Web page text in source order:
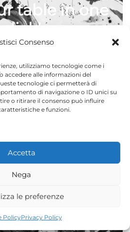
Consenso
utilizziamo tecnologie come i
accedere alle informazioni del
tecnologie ci permetterà di
di navigazione o ID unici su
o ritirare il consenso può influire
e funzioni.
Accetta
Nega
le preferenze
PolicyPrivacy Policy
table in one
click!
are waiting for you in our
your palate with refined
special atmosphere.
best service, we encourage
easy and ensures your
no waiting!